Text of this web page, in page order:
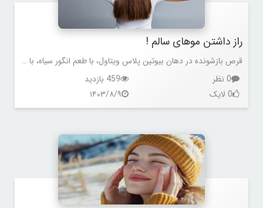
راز داشتن موهای سالم !
قرص بازشونده در دهان بیوتین پلاس ویتاول، با طعم انگور سیاه، با دارا بودن 5000 میکروگرم از بیوتین کنار سایر مواد مغذی مانند زینک، ویتامین C، فولیک اسید، سلنیوم و عصاره ی Elderberry هر آنچه برای زیبایی لازم است را تامین می کند.
0 نظر
459 بازدید
0 لایک
۱۴۰۳/۸/۹